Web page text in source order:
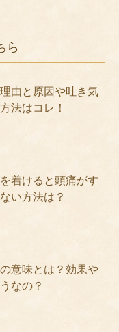
ら
由と原因や吐き気
法はコレ！
着けると頭痛がす
い方法は？
意味とは？効果や
なの？